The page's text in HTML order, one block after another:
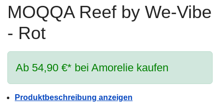
MOQQA Reef by We-Vibe
- Rot
Ab 54,90 €* bei Amorelie kaufen
Produktbeschreibung anzeigen